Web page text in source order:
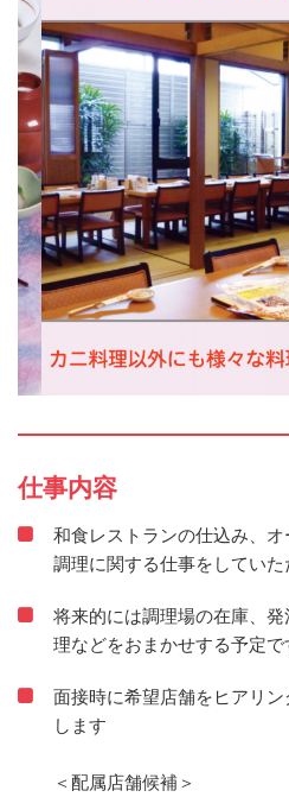
仕事内容
和食レストランの仕込み、
調理に関する仕事をしていた
将来的には調理場の在庫、
理などをおまかせする予定で
面接時に希望店舗をヒアリ
します
＜配属店舗候補＞